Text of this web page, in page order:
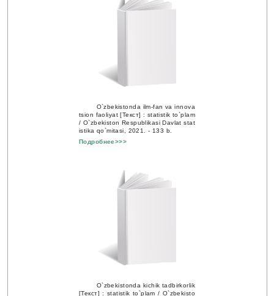
O`zbekistonda ilm-fan va innova
tsion faoliyat [Текст] : statistik to`plam
/ O`zbekiston Respublikasi Davlat stat
istika qo`mitasi, 2021. - 133 b.
Подробнее>>>
O`zbekistonda kichik tadbirkorlik
[Текст] : statistik to`plam / O`zbekisto